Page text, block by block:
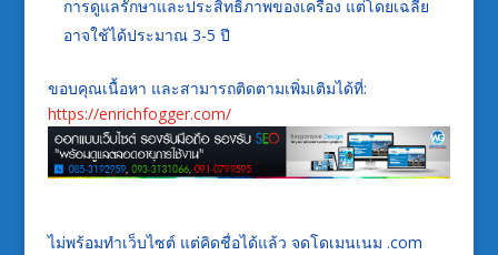
การดูแลรักษาและประสิทธิภาพของเครื่อง แต่โดยเฉลี่ย
อาจใช้ได้ประมาณ 3-5 ปี
ขอบคุณเนื้อหา และสามารถติดตามเพิ่มเติมได้ที่:
https://enrichfogger.com/
ไม่พร้อมทำเว็บไซต์ แต่คิดชื่อได้แล้ว จดโดเมนเนม .com